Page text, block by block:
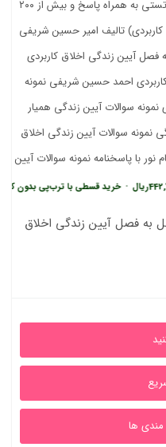
خرید قسطی با ترب‌پی بدون کارمزد
به فصل آیین زندگی اخلاق
مندی ها